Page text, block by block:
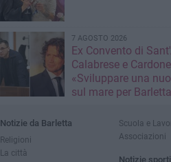
7 AGOSTO 2026
Ex Convento di
Calabrese e
«Sviluppare una
sul mare per
Notizie da Barletta
Religioni
La città
Scuola e
Associazioni
Notizie